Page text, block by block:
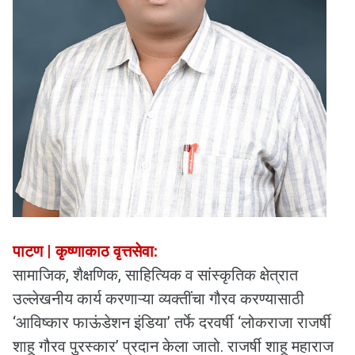
पाटण | कृष्णाकाठ वृत्तसेवा:
सामाजिक, शैक्षणिक, साहित्यिक व सांस्कृतिक क्षेत्रात
उल्लेखनीय कार्य करणाऱ्या व्यक्तींचा गौरव करण्यासाठी
‘आविष्कार फाऊंडेशन इंडिया’ तर्फे दरवर्षी ‘लोकराजा राजर्षी
शाहू गौरव पुरस्कार’ प्रदान केला जातो. राजर्षी शाहू महाराज